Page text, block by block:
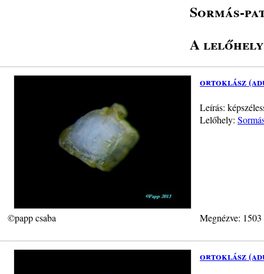
Sormás-
A lelőhely
ortoklász
Leírás:
Lelőhely:
©papp csaba Megnézve:
ortoklász